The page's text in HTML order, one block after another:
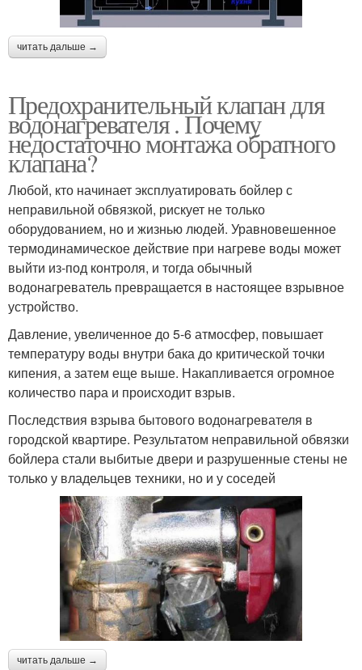
читать дальше →
Предохранительный клапан для
водонагревателя . Почему
недостаточно монтажа обратного
клапана?
Любой, кто начинает эксплуатировать бойлер с
неправильной обвязкой, рискует не только
оборудованием, но и жизнью людей. Уравновешенное
термодинамическое действие при нагреве воды может
выйти из-под контроля, и тогда обычный
водонагреватель превращается в настоящее взрывное
устройство.
Давление, увеличенное до 5-6 атмосфер, повышает
температуру воды внутри бака до критической точки
кипения, а затем еще выше. Накапливается огромное
количество пара и происходит взрыв.
Последствия взрыва бытового водонагревателя в
городской квартире. Результатом неправильной обвязки
бойлера стали выбитые двери и разрушенные стены не
только у владельцев техники, но и у соседей
читать дальше →